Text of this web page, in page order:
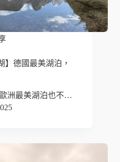
】德國最美湖泊，
洲最美湖泊也不…